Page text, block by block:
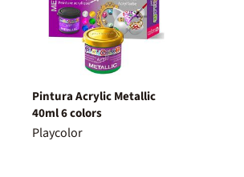
Pintura Acrylic Metallic
40ml 6 colors
Playcolor